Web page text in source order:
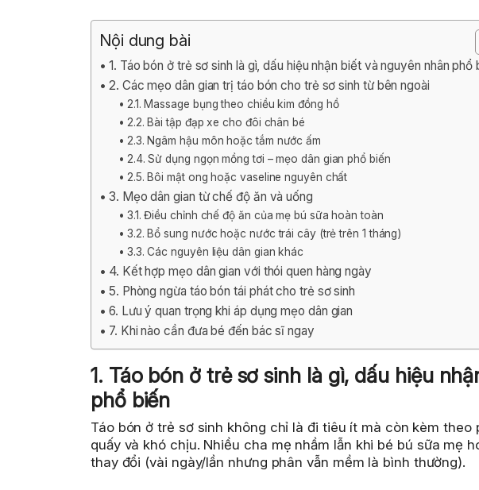
Nội dung bài
1. Táo bón ở trẻ sơ sinh là gì, dấu hiệu nhận biết và nguyên nhân phổ
2. Các mẹo dân gian trị táo bón cho trẻ sơ sinh từ bên ngoài
2.1. Massage bụng theo chiều kim đồng hồ
2.2. Bài tập đạp xe cho đôi chân bé
2.3. Ngâm hậu môn hoặc tắm nước ấm
2.4. Sử dụng ngọn mồng tơi – mẹo dân gian phổ biến
2.5. Bôi mật ong hoặc vaseline nguyên chất
3. Mẹo dân gian từ chế độ ăn và uống
3.1. Điều chỉnh chế độ ăn của mẹ bú sữa hoàn toàn
3.2. Bổ sung nước hoặc nước trái cây (trẻ trên 1 tháng)
3.3. Các nguyên liệu dân gian khác
4. Kết hợp mẹo dân gian với thói quen hàng ngày
5. Phòng ngừa táo bón tái phát cho trẻ sơ sinh
6. Lưu ý quan trọng khi áp dụng mẹo dân gian
7. Khi nào cần đưa bé đến bác sĩ ngay
1. Táo bón ở trẻ sơ sinh là gì, dấu hiệu
phổ biến
Táo bón ở trẻ sơ sinh không chỉ là đi tiêu ít mà còn kèm theo
quấy và khó chịu. Nhiều cha mẹ nhầm lẫn khi bé bú sữa mẹ
thay đổi (vài ngày/lần nhưng phân vẫn mềm là bình thường).